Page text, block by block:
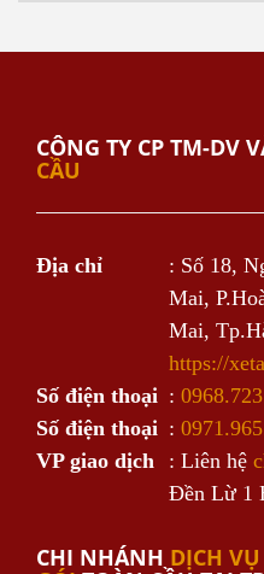
CÔNG TY CP TM-DV
CẦU
Địa chỉ
: Số 18,
Mai,
Mai,
https://
Số điện thoại :
Số điện thoại :
VP giao dịch
: Liên hệ
Đền Lừ 1
CHI NHÁNH DỊCH